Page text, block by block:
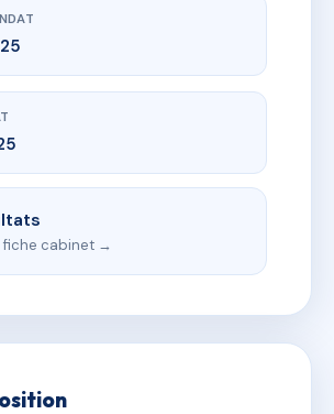
fiche cabinet →